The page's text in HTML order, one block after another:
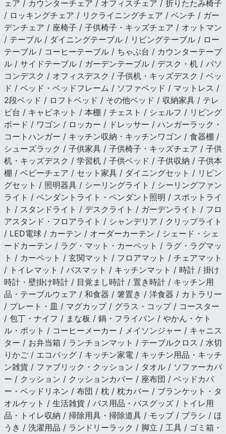
ェア / カウンターチェア / オフィスチェア / 折りたたみ椅子
/ ロッキングチェア / リクライニングチェア / ベンチ / ガー
デンチェア / 座椅子 / 子供椅子・キッズチェア / オットマン
/ テーブル / ダイニングテーブル / リビングテーブル / ロー
テーブル / コーヒーテーブル / ちゃぶ台 / カウンターテーブ
ル / サイドテーブル / ガーデンテーブル / デスク・机 / パソ
コンデスク / オフィスデスク / 子供机・キッズデスク / ベッ
ド / ベッド・ベッドフレーム / ソファベッド / マットレス /
2段ベッド / ロフトベッド / その他ベッド / 収納家具 / テレ
ビ台 / キャビネット / 本棚 / チェスト / シェルフ / リビング
ボード / ワゴン / ロッカー / ドレッサー / ハンガーラック・
コートハンガー / キッチン収納・キッチンワゴン / 食器棚 /
シューズラック / 子供家具 / 子供椅子・キッズチェア / 子供
机・キッズデスク / 学習机 / 子供ベッド / 子供収納 / 子供本
棚 / ベビーチェア / セット家具 / ダイニングセット / リビン
グセット / 照明器具 / シーリングライト / シーリングファン
ライト / ペンダントライト・ペンダント照明 / スポットライ
ト / スタンドライト / デスクライト / ガーデンライト / フロ
アスタンド・フロアライト / シャンデリア / クリップライト
/ LED電球 / カーテン / オーダーカーテン / シェード・シェ
ードカーテン / ラグ・マット・カーペット / ラグ・ラグマッ
ト / カーペット / 玄関マット / フロアマット / チェアマット
/ トイレマット / バスマット / キッチンマット / 時計 / 掛け
時計・壁掛け時計 / 目覚まし時計 / 置き時計 / キッチン用
品・テーブルウェア / 和食器 / 箸置き / 洋食器 / カトラリー
/ プレート・皿 / マグカップ / グラス・コップ / コースター
/ 包丁・ナイフ / まな板 / 鍋・フライパン / やかん・ケト
ル・ポット / コーヒーメーカー / メイソンジャー / キャニス
ター / お弁当箱 / ランチョンマット / テーブルクロス / 水切
りかご / エコバッグ / キッチン家電 / キッチン用品・キッチ
ン雑貨 / ファブリック・クッション / タオル / ソファーカバ
ー / クッション / クッションカバー / 座布団 / ベッドカバ
ー・ベッドリネン / 布団 / 枕 / 枕カバー / ブランケット・タ
オルケット / 生活雑貨 / バス用品・バスグッズ / トイレ用
品・トイレ収納 / 掃除用具・掃除道具 / モップ / ブラシ / ほ
うき / 洗濯用品 / ランドリーラック / 脚立 / 工具 / ゴミ箱・